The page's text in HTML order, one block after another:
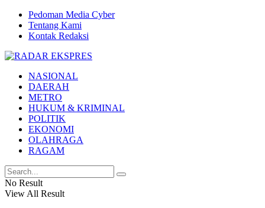
Pedoman Media Cyber
Tentang Kami
Kontak Redaksi
NASIONAL
DAERAH
METRO
HUKUM & KRIMINAL
POLITIK
EKONOMI
OLAHRAGA
RAGAM
No Result
View All Result